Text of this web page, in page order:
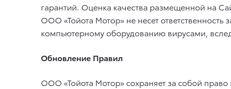
гарантий. Оценка качества размещенной на
ООО «Тойота Мотор» не несет
компьютерному оборудованию вирусами,
Обновление Правил
ООО «Тойота Мотор» сохраняет за собой